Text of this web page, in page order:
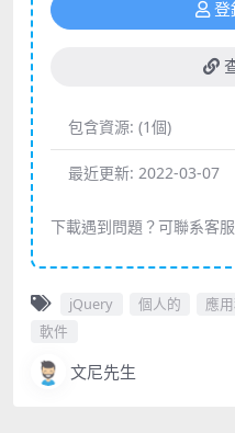
登
包含資源: (1個)
最近更新: 2022-03-07
下載遇到問題？可聯系客
jQuery 個人的 應
軟件
文尼先生